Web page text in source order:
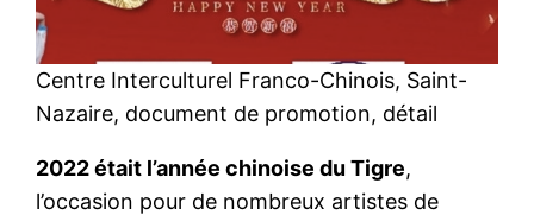
Centre Interculturel Franco-Chinois, Saint-
Nazaire, document de promotion, détail
2022 était l’année chinoise du Tigre,
l’occasion pour de nombreux artistes de